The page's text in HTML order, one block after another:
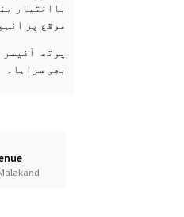
بااختیار
موقع پر
یوتھ
بھی سراہا۔